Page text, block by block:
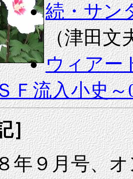
続・サン
（津田文
ウィアー
Ｆ流入小史～
］
年９月号、